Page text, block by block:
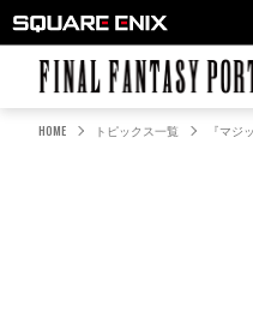
HOME トピックス一覧 『マジ